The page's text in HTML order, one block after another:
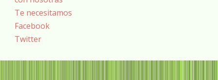
Te necesitamos
Facebook
Twitter